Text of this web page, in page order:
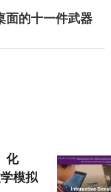
的十一件武器
化
模拟